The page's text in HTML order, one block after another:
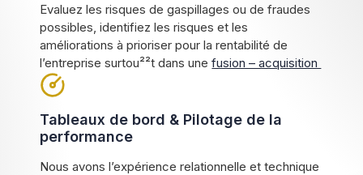
Evaluez les risques de gaspillages ou de fraudes
possibles, identifiez les risques et les
améliorations à prioriser pour la rentabilité de
l’entreprise surtou²²t dans unefusion – acquisition
Tableaux de bord & Pilotage de la
performance
Nous avons l’expérience relationnelle et technique